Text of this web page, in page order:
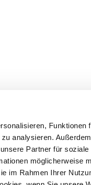
Funktionen
analysieren.
Partner für soziale
möglicherweise
im Rahmen Ihrer